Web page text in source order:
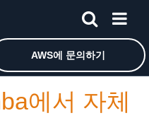
페이지로 돌아가려면 여기를 클
AWS에 문의하기
에서 자체